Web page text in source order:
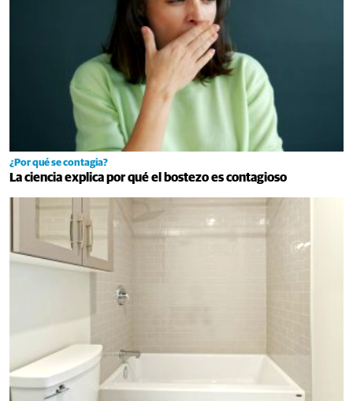
¿Por qué se contagia?
La ciencia explica por qué el bostezo es contagioso